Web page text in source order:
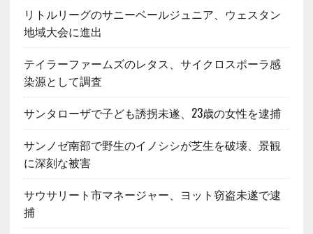
リトルリーグのサニーベールジュニア、ウェスタン
地域大会に進出
テイラーファームズのレタス、サイクロスポーラ感
染源として調査
サンタローザで子ども誘拐未遂、23歳の女性を逮捕
サンノゼ南部で野生のイノシシが芝生を破壊、景観
に深刻な被害
サウサリート市マネージャー、ヨット窃盗未遂で逮
捕